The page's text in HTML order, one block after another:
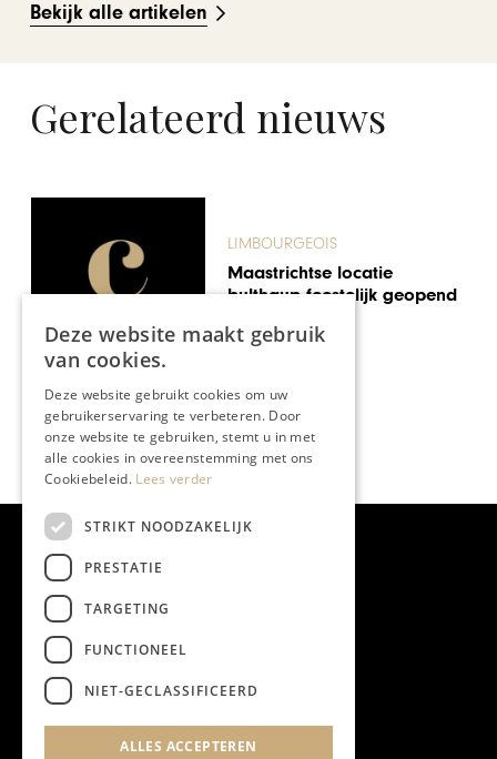
Bekijk alle artikelen
Gerelateerd nieuws
LIMBOURGEOIS
Maastrichtse locatie
bulthaup feestelijk geopend
Deze website maakt gebruik
van cookies.
Deze website gebruikt cookies om uw
gebruikerservaring te verbeteren. Door
onze website te gebruiken, stemt u in met
alle cookies in overeenstemming met ons
Cookiebeleid. Lees verder
STRIKT NOODZAKELIJK
PRESTATIE
TARGETING
FUNCTIONEEL
NIET-GECLASSIFICEERD
ALLES ACCEPTEREN